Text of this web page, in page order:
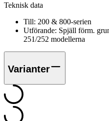
Teknisk data
Till: 200 & 800-serien
Utförande: Spjäll förm.
251/252 modellerna
Varianter